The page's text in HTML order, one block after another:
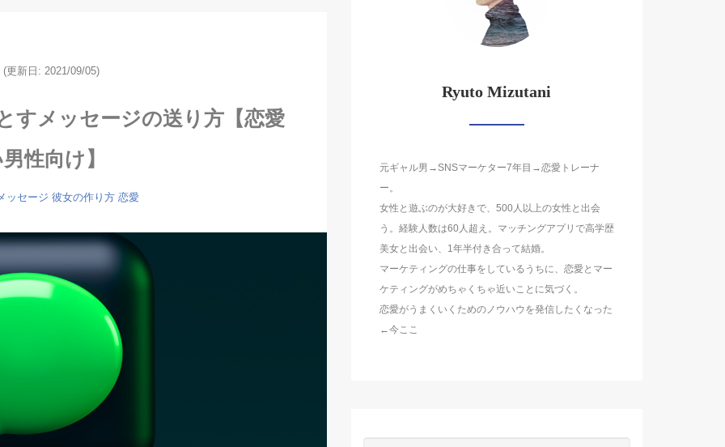
(更新日: 2021/09/05)
すメッセージの送り方【恋愛
性向け】
ッセージ 彼女の作り方 恋愛
Ryuto Mizutani
元ギャル男→SNSマーケター7年目→恋愛トレーナ
ー。
女性と遊ぶのが大好きで、500人以上の女性と出会
う。経験人数は60人超え。マッチングアプリで高学歴
美女と出会い、1年半付き合って結婚。
マーケティングの仕事をしているうちに、恋愛とマー
ケティングがめちゃくちゃ近いことに気づく。
恋愛がうまくいくためのノウハウを発信したくなった
←今ここ